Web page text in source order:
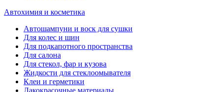
Автохимия и косметика
Автошампуни и воск для сушки
Для колес и шин
Для подкапотного пространства
Для салона
Для стекол, фар и кузова
Жидкости для стеклоомывателя
Клеи и герметики
Лакокрасочные материалы